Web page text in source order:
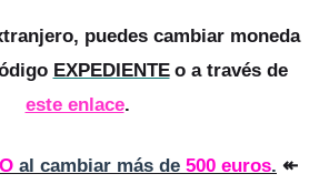
puedes cambiar moneda
EXPEDIENTE o a través de
este enlace.
al cambiar más de 500 euros. ↞